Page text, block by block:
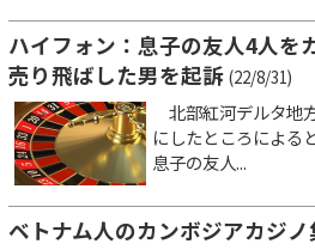
ハイフォン：息子の友人4人を
売り飛ばした男を起訴 (22/8/31)
北部紅河デルタ地
にしたところによる
息子の友人...
ベトナム人のカンボジアカジ